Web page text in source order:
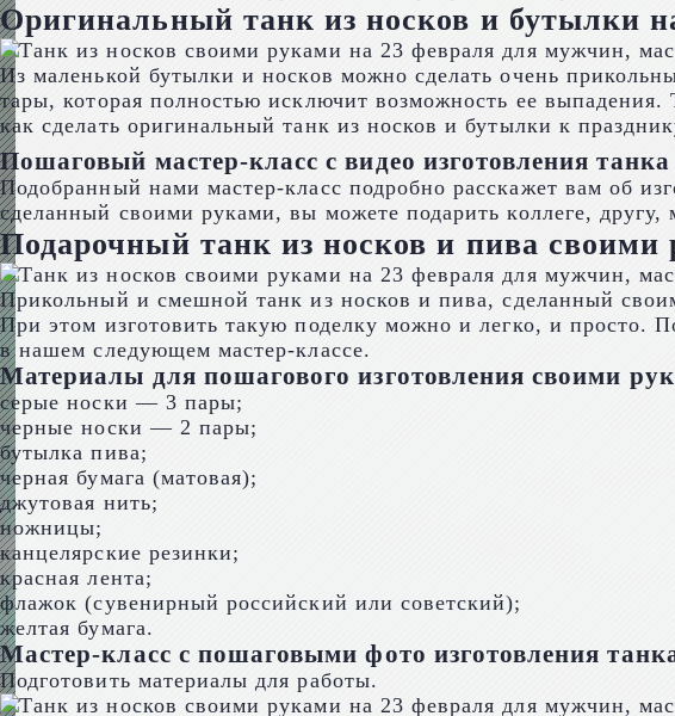
Оригинальный танк из носков и бутылки
Из маленькой бутылки и носков можно сделать очень
тары, которая полностью исключит возможность ее
как сделать оригинальный танк из носков и бутылки к
Пошаговый мастер-класс с видео изготовления
Подобранный нами мастер-класс подробно расскажет вам об
сделанный своими руками, вы можете подарить коллеге,
Подарочный танк из носков и пива
Прикольный и смешной танк из носков и пива, сделанный
При этом изготовить такую поделку можно и легко, и просто.
в нашем следующем мастер-классе.
Материалы для пошагового изготовления своими
серые носки — 3 пары;
черные носки — 2 пары;
бутылка пива;
черная бумага (матовая);
джутовая нить;
ножницы;
канцелярские резинки;
красная лента;
флажок (сувенирный российский или советский);
желтая бумага.
Мастер-класс с пошаговыми фото изготовления
Подготовить материалы для работы.